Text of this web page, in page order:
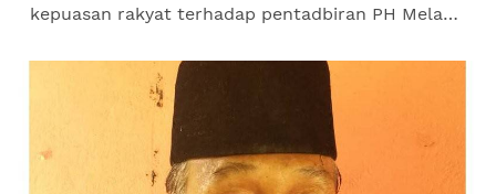
kepuasan rakyat terhadap pentadbiran PH Melaka
Ketua...